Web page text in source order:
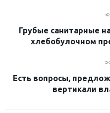
Грубые санитарные
хлебобулочном
Есть вопросы,
вертикали